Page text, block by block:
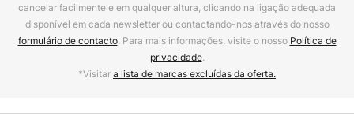
cancelar facilmente e em qualquer altura, clicando na ligação adequada
disponível em cada newsletter ou contactando-nos através do nosso
formulário de contacto. Para mais informações, visite o nosso Política de
privacidade.
*Visitara lista de marcas excluídas da oferta.